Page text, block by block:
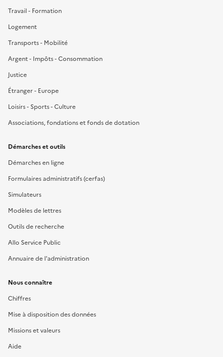
Travail - Formation
Logement
Transports - Mobilité
Argent - Impôts - Consommation
Justice
Étranger - Europe
Loisirs - Sports - Culture
Associations, fondations et fonds de dotation
Démarches et outils
Démarches en ligne
Formulaires administratifs (cerfas)
Simulateurs
Modèles de lettres
Outils de recherche
Allo Service Public
Annuaire de l'administration
Nous connaître
Chiffres
Mise à disposition des données
Missions et valeurs
Aide